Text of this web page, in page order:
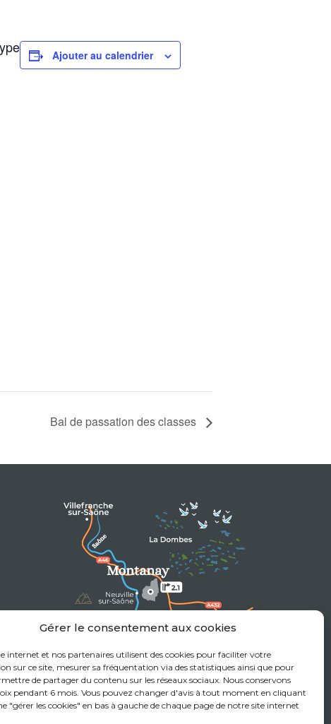
Gérer le consentement aux cookies
internet et nos partenaires utilisent des cookies pour faciliter votre
sur ce site, mesurer sa fréquentation via des statistiques ainsi que pour
de partager du contenu sur les réseaux sociaux. Nous conservons
pendant 6 mois. Vous pouvez changer d'avis à tout moment en cliquant
"gérer les cookies" en bas à gauche de chaque page de notre site internet
Ajouter au calendrier
Bal de passation des classes